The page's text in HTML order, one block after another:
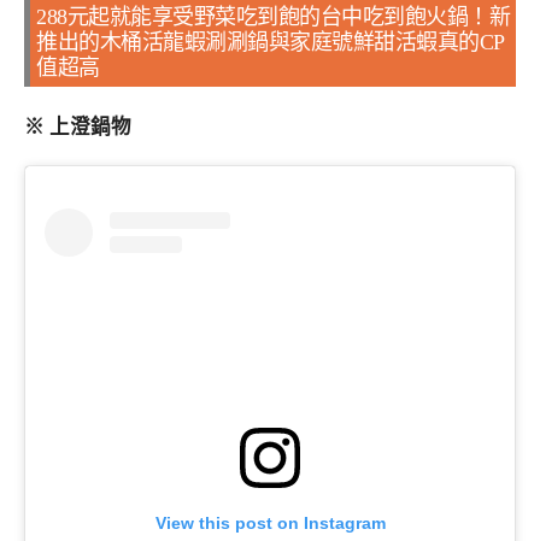
288元起就能享受野菜吃到飽的台中吃到飽火鍋！新
推出的木桶活龍蝦涮涮鍋與家庭號鮮甜活蝦真的CP
值超高
※ 上澄鍋物
View this post on Instagram